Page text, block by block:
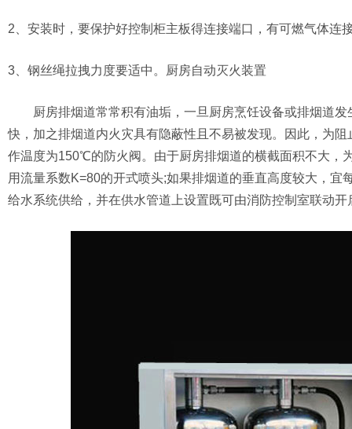
2、安装时，要保护好控制柜主板得连接端口，有可燃气体连
3、钢丝绳拉拽力度要适中。厨房自动灭火装置
厨房排烟道常常积有油垢，一旦厨房烹饪设备或排烟道发
快，加之排烟道内火灾具有隐蔽性且不易被发现。因此，为
作温度为150℃的防火阀。由于厨房排烟道的横截面积不大，
用流量系数K=80的开式喷头;如果排烟道的垂直高度较大，
给水系统供给，并在供水管道上设置既可由消防控制室联动